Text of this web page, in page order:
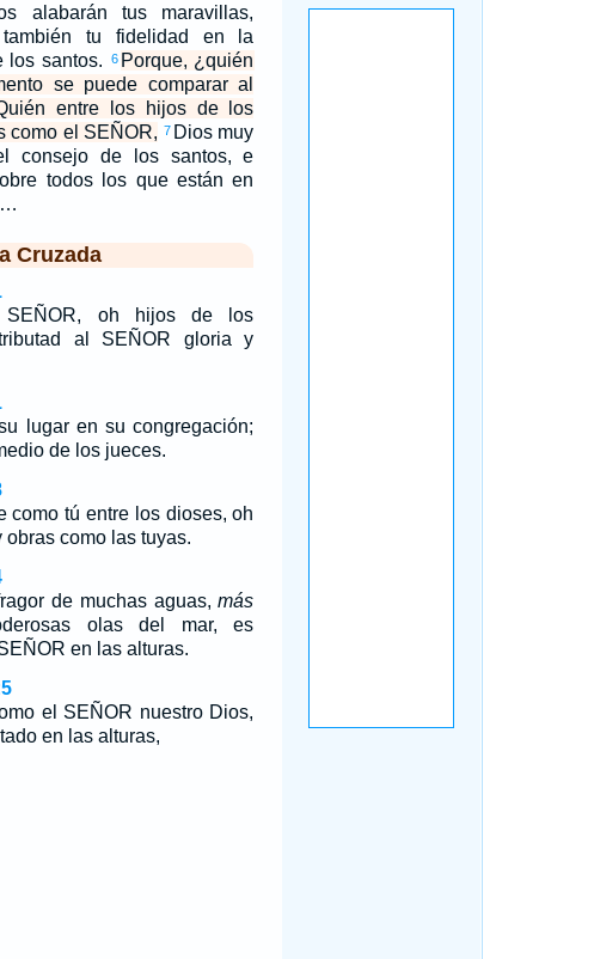
alabarán tus maravillas,
tu fidelidad en la
los santos.
6 Porque, ¿quién
se puede comparar al
entre los hijos de los
como el SEÑOR, 7 Dios muy
consejo de los santos, e
todos los que están en
Cruzada
SEÑOR, oh hijos de los
al SEÑOR gloria y
lugar en su congregación;
de los jueces.
como tú entre los dioses, oh
obras como las tuyas.
de muchas aguas,más
olas del mar, es
en las alturas.
el SEÑOR nuestro Dios,
en las alturas,